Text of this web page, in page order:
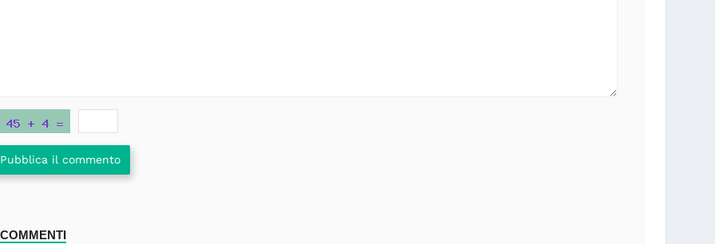
Pubblica il commento